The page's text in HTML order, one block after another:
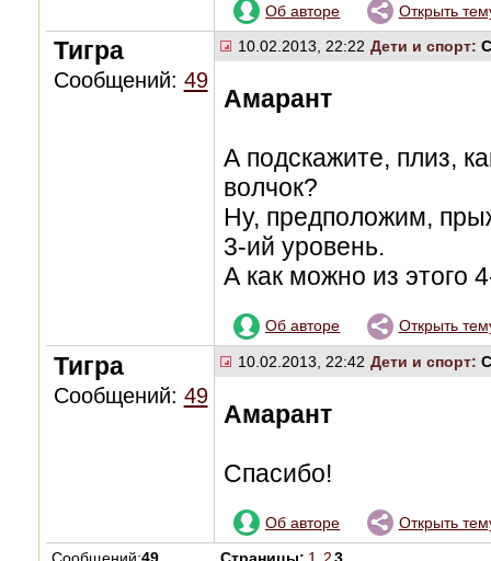
Об авторе Открыть
Тигра
Сообщений: 49
10.02.2013, 22:22 Дети и спорт:
Амарант
А подскажите, плиз,
волчок?
Ну, предположим,
3-ий уровень.
А как можно из этого
Об авторе Открыть
Тигра
Сообщений: 49
10.02.2013, 22:42 Дети и спорт:
Амарант
Спасибо!
Об авторе Открыть